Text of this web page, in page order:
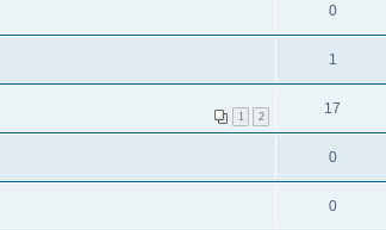
0
1
1 2 17
0
0